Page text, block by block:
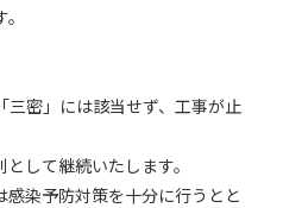
密」には該当せず、工事が止
して継続いたします。
染予防対策を十分に行うとと